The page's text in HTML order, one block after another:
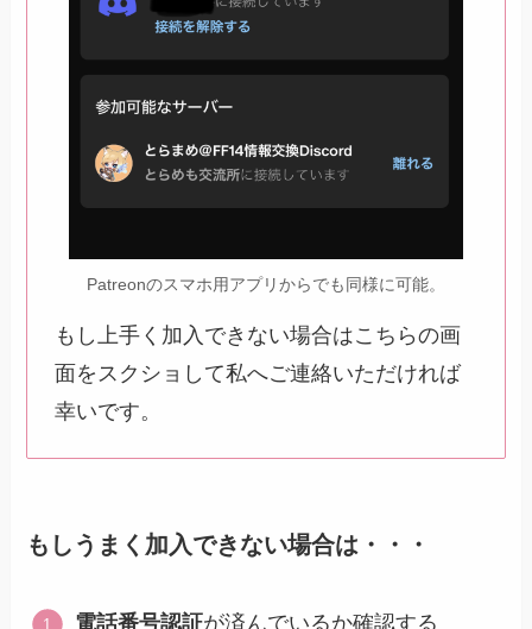
Patreonのスマホ用アプリからでも同様に可能。
もし上手く加入できない場合はこちらの画
面をスクショして私へご連絡いただければ
幸いです。
もしうまく加入できない場合は・・・
電話番号認証が済んでいるか確認する